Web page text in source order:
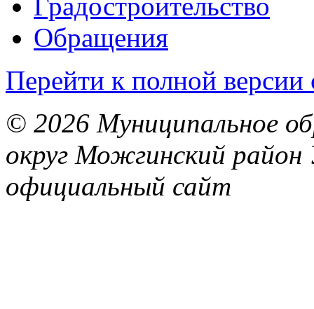
Обращения
Перейти к полной версии
© 2026 Муниципальное
округ Можгинский район
официальный сайт